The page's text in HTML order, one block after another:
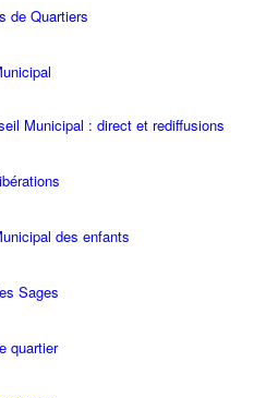
de Quartiers
Municipal : direct et rediffusions
des enfants
Sages
quartier